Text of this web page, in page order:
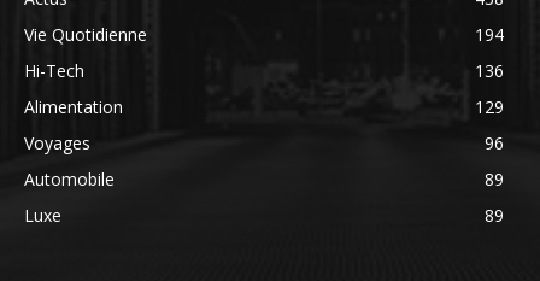
Vie Quotidienne
194
Hi-Tech
136
Alimentation
129
Voyages
96
Automobile
89
Luxe
89